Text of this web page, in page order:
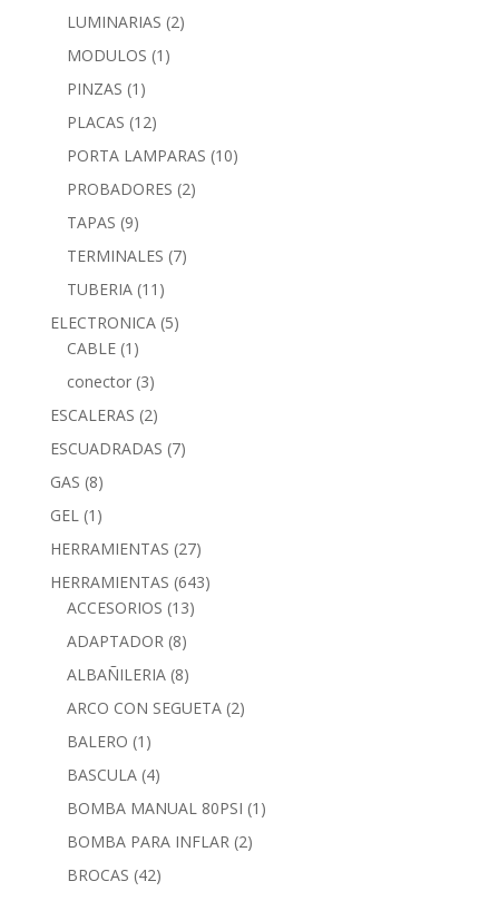
LUMINARIAS (2)
MODULOS (1)
PINZAS (1)
PLACAS (12)
PORTA LAMPARAS (10)
PROBADORES (2)
TAPAS (9)
TERMINALES (7)
TUBERIA (11)
ELECTRONICA (5)
CABLE (1)
conector (3)
ESCALERAS (2)
ESCUADRADAS (7)
GAS (8)
GEL (1)
HERRAMIENTAS (27)
HERRAMIENTAS (643)
ACCESORIOS (13)
ADAPTADOR (8)
ALBAÑILERIA (8)
ARCO CON SEGUETA (2)
BALERO (1)
BASCULA (4)
BOMBA MANUAL 80PSI (1)
BOMBA PARA INFLAR (2)
BROCAS (42)